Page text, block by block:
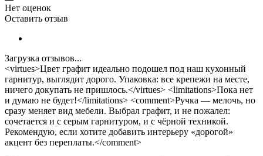
Нет оценок
Оставить отзыв
Загрузка отзывов...
<virtues>Цвет графит идеально подошел под наш кухонный
гарнитур, выглядит дорого. Упаковка: все крепежи на месте,
ничего докупать не пришлось.</virtues> <limitations>Пока нет
и думаю не будет!</limitations> <comment>Ручка — мелочь, но
сразу меняет вид мебели. Выбрал графит, и не пожалел:
сочетается и с серым гарнитуром, и с чёрной техникой.
Рекомендую, если хотите добавить интерьеру «дорогой»
акцент без переплаты.</comment>